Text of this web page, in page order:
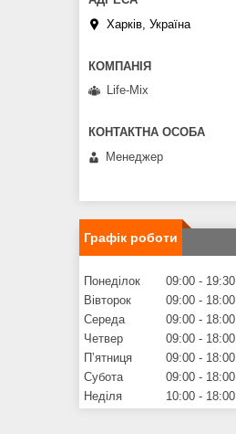
Харків, Україна
Life-Mix
Менеджер
Графік роботи
Понеділок 09:00
19:30
Вівторок
09:00
18:00
Середа
09:00
18:00
Четвер
09:00
18:00
Пʼятниця
09:00
18:00
Субота
09:00
18:00
Неділя
10:00 18:00